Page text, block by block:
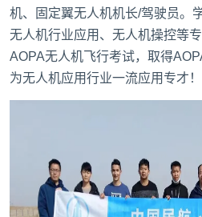
机、固定翼无人机机长/驾驶员。
无人机行业应用、无人机操控等
AOPA无人机飞行考试，取得
为无人机应用行业一流应用专才！